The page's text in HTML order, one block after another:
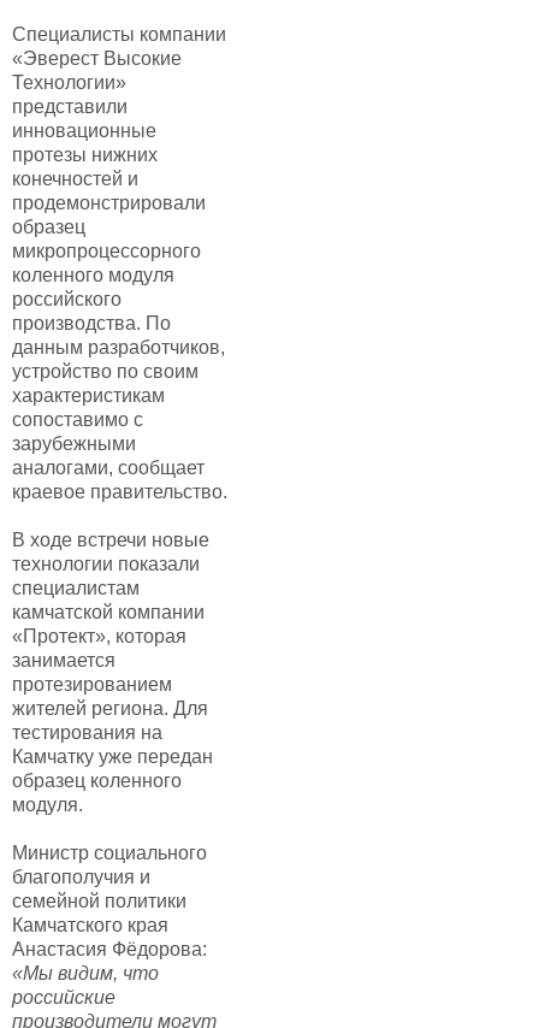
Специалисты компании
«Эверест Высокие
Технологии»
представили
инновационные
протезы нижних
конечностей и
продемонстрировали
образец
микропроцессорного
коленного модуля
российского
производства. По
данным разработчиков,
устройство по своим
характеристикам
сопоставимо с
зарубежными
аналогами, сообщает
краевое правительство.
В ходе встречи новые
технологии показали
специалистам
камчатской компании
«Протект», которая
занимается
протезированием
жителей региона. Для
тестирования на
Камчатку уже передан
образец коленного
модуля.
Министр социального
благополучия и
семейной политики
Камчатского края
Анастасия Фёдорова:
«Мы видим, что
российские
производители могут